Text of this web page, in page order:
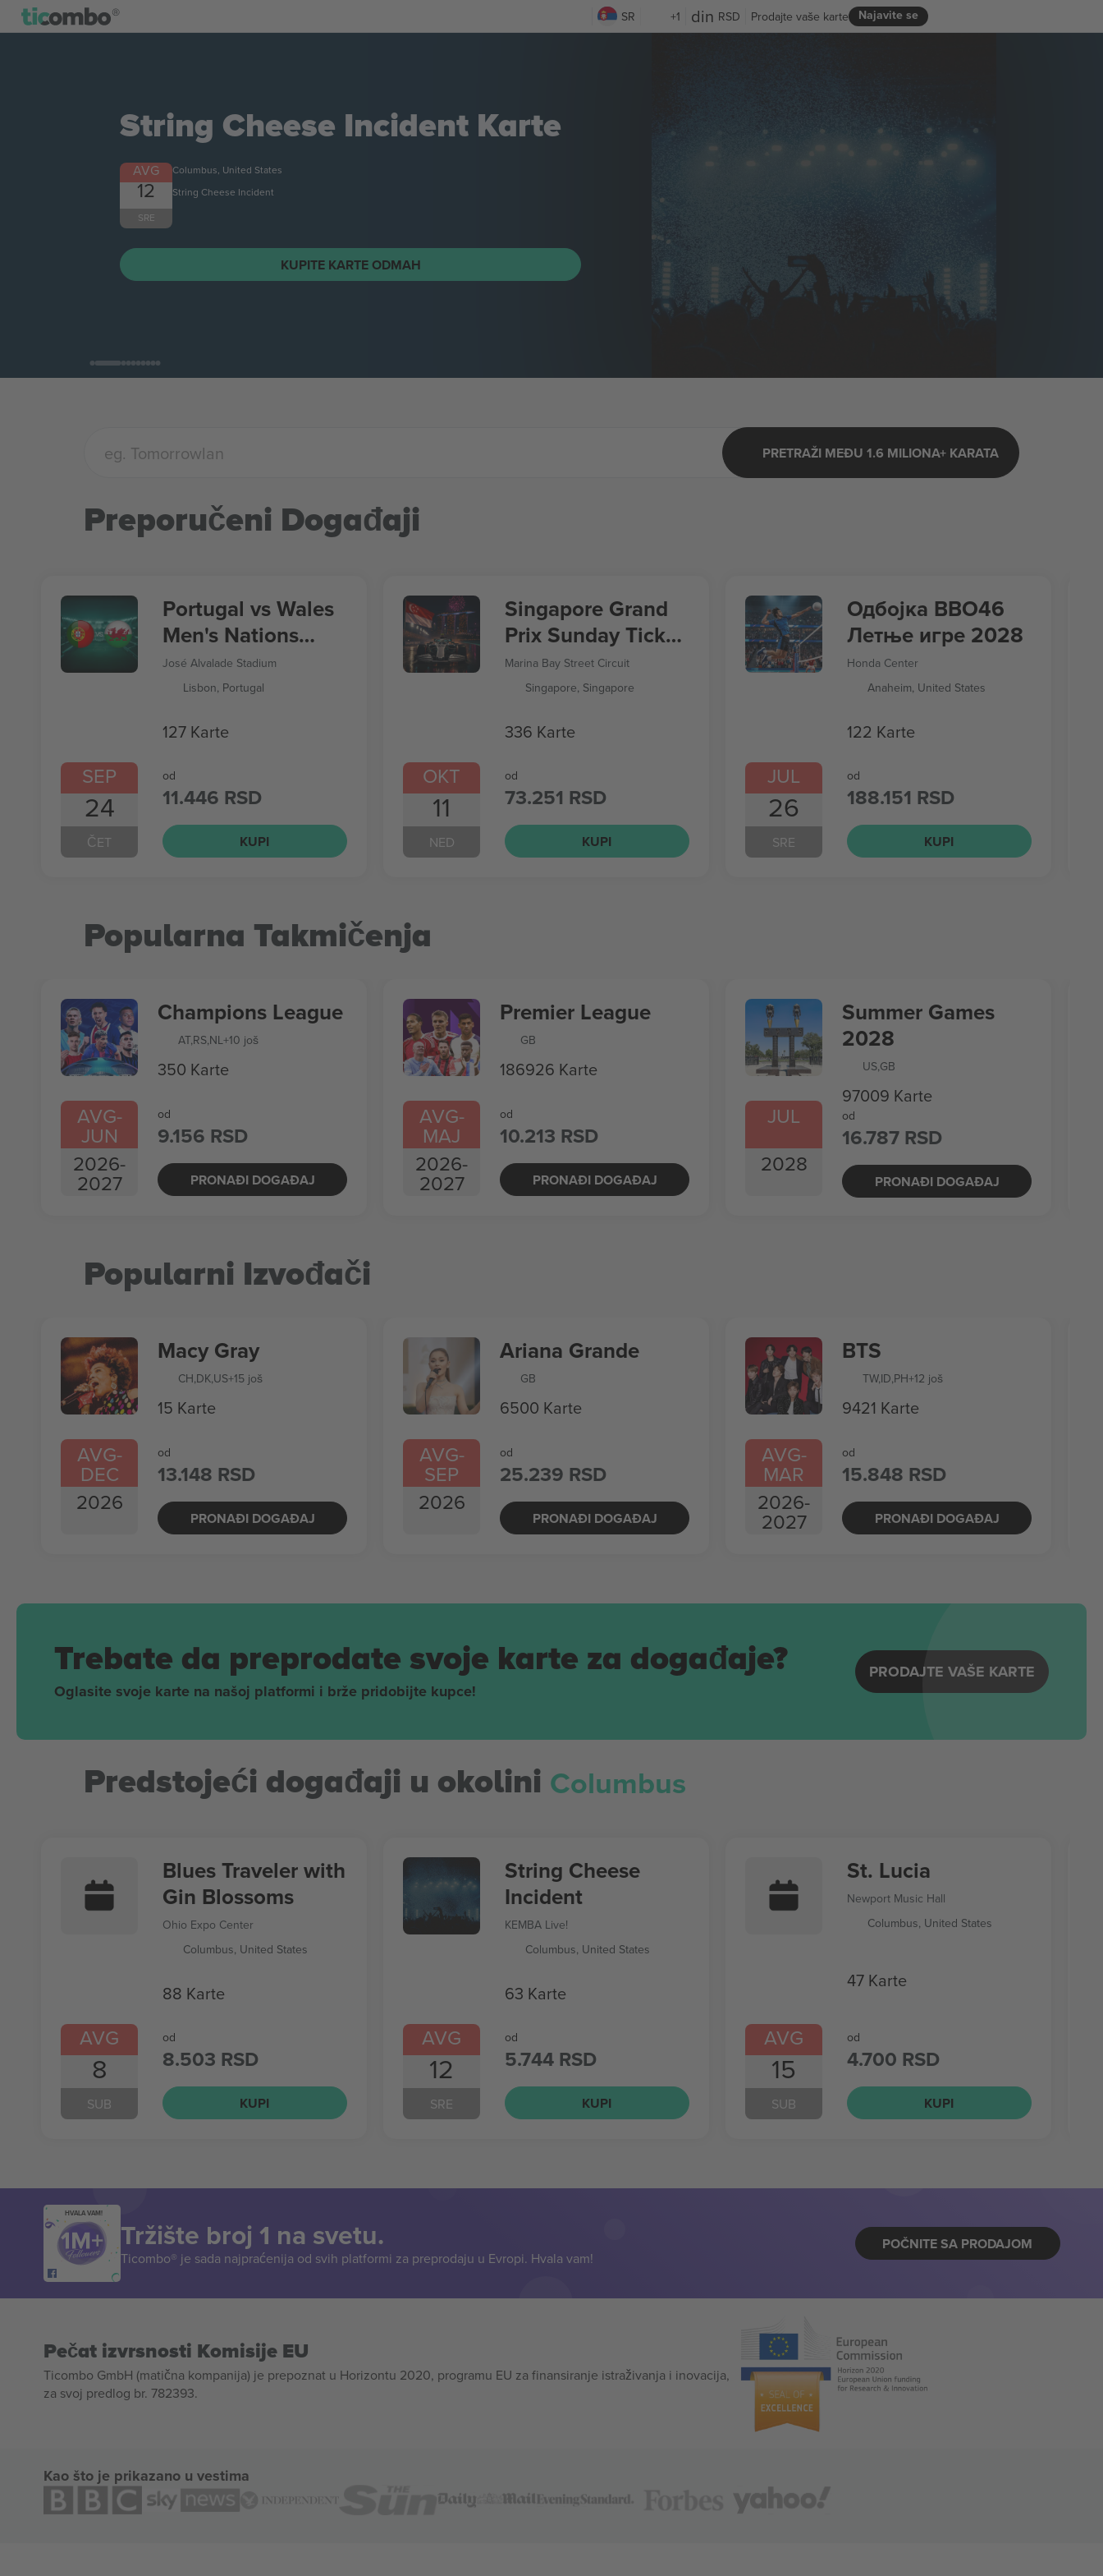
SR +1 RSD Najavite se
Prodajte vaše karte
String Cheese Incident Karte
AVG
12
SRE
Columbus, United States
String Cheese Incident
KUPITE KARTE ODMAH
PRETRAŽI MEĐU 1.6 MILIONA+ KARATA
Preporučeni Događaji
SEP
24
ČET
Portugal vs Wales
Men's Nations
League
José Alvalade Stadium
Lisbon, Portugal
127 Karte
od
11.446 RSD
KUPI
OKT
11
NED
Singapore Grand
Prix Sunday Ticket
Formula 1
Marina Bay Street Circuit
Singapore, Singapore
336 Karte
od
73.251 RSD
KUPI
JUL
26
SRE
Одбојка ВВО46
Летње игре 2028
Honda Center
Anaheim, United States
122 Karte
od
188.151 RSD
KUPI
Popularna Takmičenja
AVG-
JUN
2026-
2027
Champions League
AT,RS,NL+10 još
350 Karte
od
9.156 RSD
PRONAĐI DOGAĐAJ
AVG-
MAJ
2026-
2027
Premier League
GB
186926 Karte
od
10.213 RSD
PRONAĐI DOGAĐAJ
JUL
2028
Summer Games
2028
US,GB
97009 Karte
od
16.787 RSD
PRONAĐI DOGAĐAJ
Popularni Izvođači
AVG-
DEC
2026
Macy Gray
CH,DK,US+15 još
15 Karte
od
13.148 RSD
PRONAĐI DOGAĐAJ
AVG-
SEP
2026
Ariana Grande
GB
6500 Karte
od
25.239 RSD
PRONAĐI DOGAĐAJ
AVG-
MAR
2026-
2027
BTS
TW,ID,PH+12 još
9421 Karte
od
15.848 RSD
PRONAĐI DOGAĐAJ
Trebate da preprodate svoje karte za događaje?
Oglasite svoje karte na našoj platformi i brže pridobijte kupce!
PRODAJTE VAŠE KARTE
Predstojeći događaji u okolini Columbus
AVG
8
SUB
Blues Traveler with
Gin Blossoms
Ohio Expo Center
Columbus, United States
88 Karte
od
8.503 RSD
KUPI
AVG
12
SRE
String Cheese
Incident
KEMBA Live!
Columbus, United States
63 Karte
od
5.744 RSD
KUPI
AVG
15
SUB
St. Lucia
Newport Music Hall
Columbus, United States
47 Karte
od
4.700 RSD
KUPI
HVALA VAM!
Tržište broj 1 na svetu.
Ticombo® je sada najpraćenija od svih platformi za preprodaju u Evropi. Hvala vam!
POČNITE SA PRODAJOM
Pečat izvrsnosti Komisije EU
Ticombo GmbH (matična kompanija) je prepoznat u Horizontu 2020, programu EU za finansiranje istraživanja i inovacija,
za svoj predlog br. 782393.
Kao što je prikazano u vestima